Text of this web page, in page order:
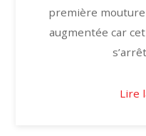
première mouture
augmentée car
Lire